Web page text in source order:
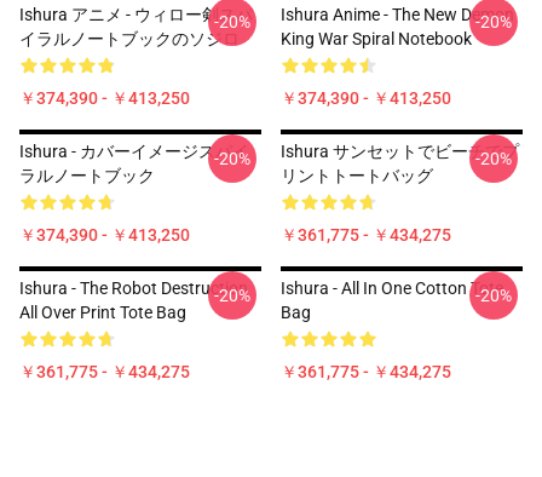
Ishura アニメ - ウィロー剣スパ
イラルノートブックのソジロ
￥374,390 - ￥413,250
-20%
Ishura Anime - The New Demon
King War Spiral Notebook
￥374,390 - ￥413,250
-20%
Ishura - カバーイメージスパイ
ラルノートブック
￥374,390 - ￥413,250
-20%
Ishura サンセットでビーチでプ
リントトートバッグ
￥361,775 - ￥434,275
-20%
Ishura - The Robot Destruction
All Over Print Tote Bag
￥361,775 - ￥434,275
-20%
Ishura - All In One Cotton Tote
Bag
￥361,775 - ￥434,275
-20%